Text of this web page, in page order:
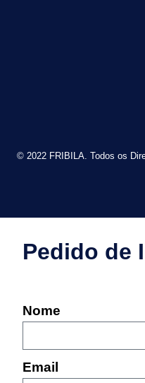
© 2022 FRIBILA. Todos os
Pedido de
Nome
Email